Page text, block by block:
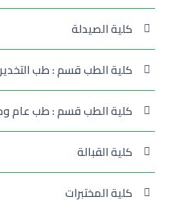
كلية الصيدلة
كلية الطب قسم : طب التخدير
كلية الطب قسم : طب عام
كلية القبالة
كلية المختبرات